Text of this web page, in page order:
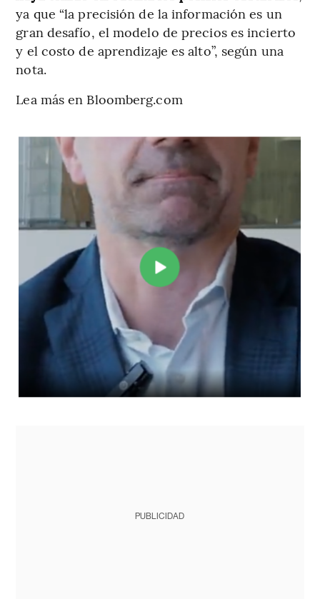
ya que “la precisión de la información es un
gran desafío, el modelo de precios es incierto
y el costo de aprendizaje es alto”, según una
nota.
Lea más en Bloomberg.com
PUBLICIDAD